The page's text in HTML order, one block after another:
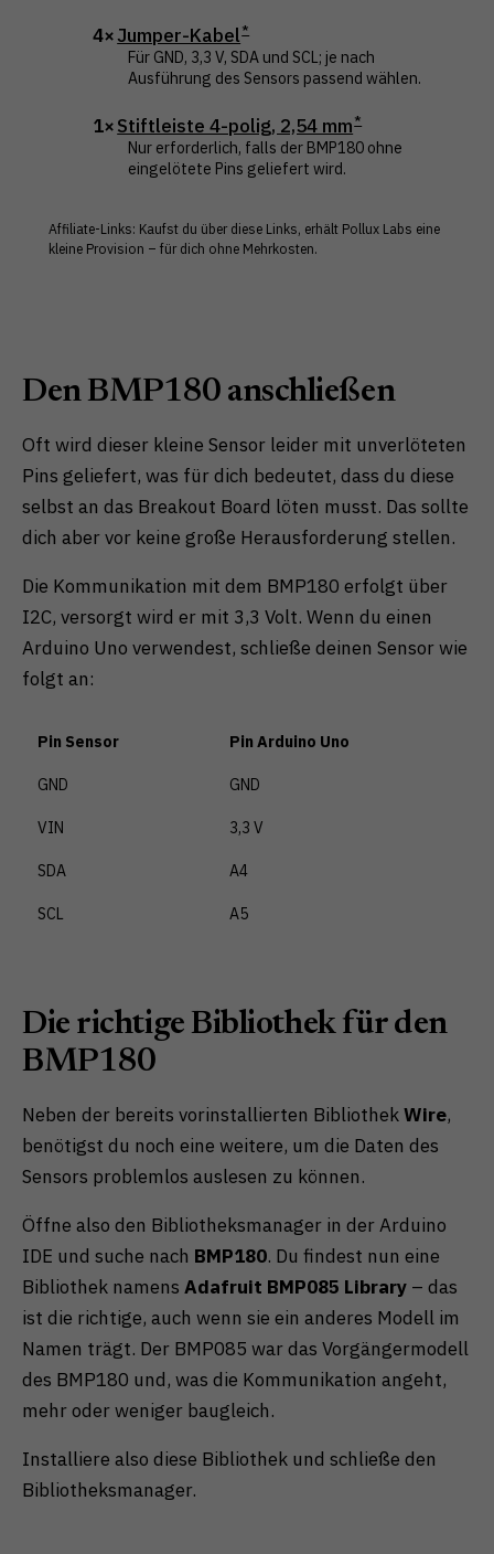
4×Jumper-Kabel
Für GND, 3,3 V, SDA und SCL; je nach
Ausführung des Sensors passend wählen.
1×Stiftleiste 4-polig, 2,54 mm
Nur erforderlich, falls der BMP180 ohne
eingelötete Pins geliefert wird.
Affiliate-Links: Kaufst du über diese Links, erhält Pollux Labs eine
kleine Provision – für dich ohne Mehrkosten.
Den BMP180 anschließen
Oft wird dieser kleine Sensor leider mit unverlöteten
Pins geliefert, was für dich bedeutet, dass du diese
selbst an das Breakout Board löten musst. Das sollte
dich aber vor keine große Herausforderung stellen.
Die Kommunikation mit dem BMP180 erfolgt über
I2C, versorgt wird er mit 3,3 Volt. Wenn du einen
Arduino Uno verwendest, schließe deinen Sensor wie
folgt an:
Pin Sensor Pin Arduino Uno
GND GND
VIN 3,3 V
SDA A4
SCL A5
Die richtige Bibliothek für den
BMP180
Neben der bereits vorinstallierten BibliothekWire,
benötigst du noch eine weitere, um die Daten des
Sensors problemlos auslesen zu können.
Öffne also den Bibliotheksmanager in der Arduino
IDE und suche nach BMP180. Du findest nun eine
Bibliothek namens Adafruit BMP085 Library – das
ist die richtige, auch wenn sie ein anderes Modell im
Namen trägt. Der BMP085 war das Vorgängermodell
des BMP180 und, was die Kommunikation angeht,
mehr oder weniger baugleich.
Installiere also diese Bibliothek und schließe den
Bibliotheksmanager.